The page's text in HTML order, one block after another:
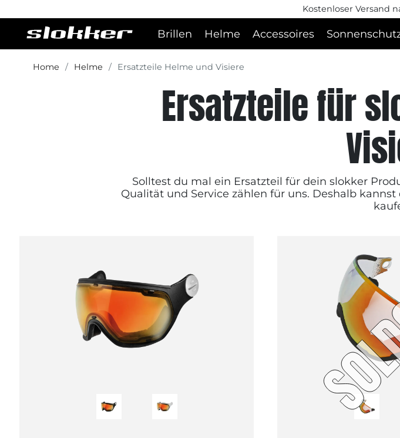
Kostenloser Versand
Brillen Helme Accessoires
Home Helme Ersatzteile Helme und Visiere
Ersatzteile für
Solltest du mal ein Ersatzteil für dein slokker
Qualität und Service zählen für uns. Deshalb